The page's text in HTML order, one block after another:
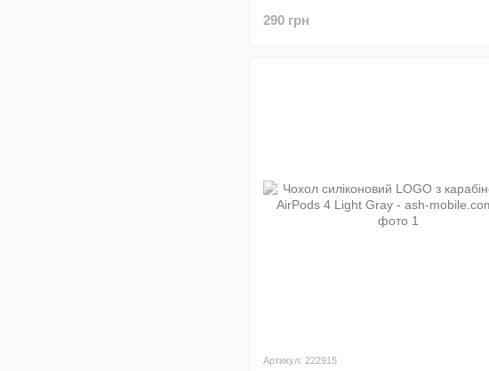
290 грн
Артикул: 222915